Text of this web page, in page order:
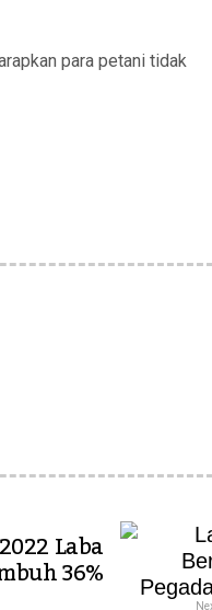
para petani tidak
Laba
36%